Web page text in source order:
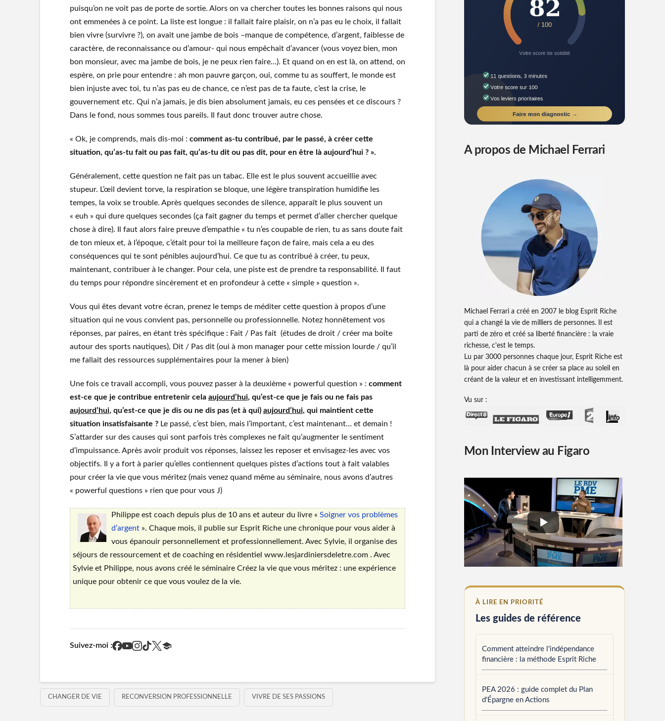
puisqu’on ne voit pas de porte de sortie. Alors on va chercher toutes les bonnes raisons qui nous
ont emmenées à ce point. La liste est longue : il fallait faire plaisir, on n’a pas eu le choix, il fallait
bien vivre (survivre ?), on avait une jambe de bois –manque de compétence, d’argent, faiblesse de
caractère, de reconnaissance ou d’amour- qui nous empêchait d’avancer (vous voyez bien, mon
bon monsieur, avec ma jambe de bois, je ne peux rien faire…). Et quand on en est là, on attend, on
espère, on prie pour entendre : ah mon pauvre garçon, oui, comme tu as souffert, le monde est
bien injuste avec toi, tu n’as pas eu de chance, ce n’est pas de ta faute, c’est la crise, le
gouvernement etc. Qui n’a jamais, je dis bien absolument jamais, eu ces pensées et ce discours ?
Dans le fond, nous sommes tous pareils. Il faut donc trouver autre chose.
« Ok, je comprends, mais dis-moi : comment as-tu contribué, par le passé, à créer cette
situation, qu’as-tu fait ou pas fait, qu’as-tu dit ou pas dit, pour en être là aujourd’hui ? ».
Généralement, cette question ne fait pas un tabac. Elle est le plus souvent accueillie avec
stupeur. L’œil devient torve, la respiration se bloque, une légère transpiration humidifie les
tempes, la voix se trouble. Après quelques secondes de silence, apparaît le plus souvent un
« euh » qui dure quelques secondes (ça fait gagner du temps et permet d’aller chercher quelque
chose à dire). Il faut alors faire preuve d’empathie « tu n’es coupable de rien, tu as sans doute fait
de ton mieux et, à l’époque, c’était pour toi la meilleure façon de faire, mais cela a eu des
conséquences qui te sont pénibles aujourd’hui. Ce que tu as contribué à créer, tu peux,
maintenant, contribuer à le changer. Pour cela, une piste est de prendre ta responsabilité. Il faut
du temps pour répondre sincèrement et en profondeur à cette « simple » question ».
Vous qui êtes devant votre écran, prenez le temps de méditer cette question à propos d’une
situation qui ne vous convient pas, personnelle ou professionnelle. Notez honnêtement vos
réponses, par paires, en étant très spécifique : Fait / Pas fait (études de droit / créer ma boîte
autour des sports nautiques), Dit / Pas dit (oui à mon manager pour cette mission lourde / qu’il
me fallait des ressources supplémentaires pour la mener à bien)
Une fois ce travail accompli, vous pouvez passer à la deuxième « powerful question » : comment
est-ce que je contribue entretenir cela aujourd’hui, qu’est-ce que je fais ou ne fais pas
aujourd’hui, qu’est-ce que je dis ou ne dis pas (et à qui) aujourd’hui, qui maintient cette
situation insatisfaisante ?Le passé, c’est bien, mais l’important, c’est maintenant… et demain !
S’attarder sur des causes qui sont parfois très complexes ne fait qu’augmenter le sentiment
d’impuissance. Après avoir produit vos réponses, laissez les reposer et envisagez-les avec vos
objectifs. Il y a fort à parier qu’elles contiennent quelques pistes d’actions tout à fait valables
pour créer la vie que vous méritez (mais venez quand même au séminaire, nous avons d’autres
« powerful questions » rien que pour vous J)
Philippe est coach depuis plus de 10 ans et auteur du livre « Soigner vos problèmes
d’argent». Chaque mois, il publie sur Esprit Riche une chronique pour vous aider à
vous épanouir personnellement et professionnellement. Avec Sylvie, il organise des
séjours de ressourcement et de coaching en résidentiel www.lesjardiniersdeletre.com . Avec
Sylvie et Philippe, nous avons créé le séminaire Créez la vie que vous méritez : une expérience
unique pour obtenir ce que vous voulez de la vie.
Suivez-moi :
CHANGER DE VIE RECONVERSION PROFESSIONNELLE VIVRE DE SES PASSIONS
A propos de Michael Ferrari
Michael Ferrari a créé en 2007 le blog Esprit Riche
qui a changé la vie de milliers de personnes. Il est
parti de zéro et créé sa liberté financière : la vraie
richesse, c'est le temps.
Lu par 3000 personnes chaque jour, Esprit Riche est
là pour aider chacun à se créer sa place au soleil en
créant de la valeur et en investissant intelligemment.
Vu sur :
Mon Interview au Figaro
À LIRE EN PRIORITÉ
Les guides de référence
Comment atteindre l'indépendance
financière : la méthode Esprit Riche
PEA 2026 : guide complet du Plan
d'Épargne en Actions